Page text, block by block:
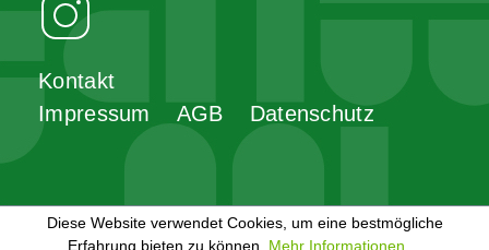
Kontakt
Impressum
AGB Datenschutz
Diese Website verwendet Cookies, um eine bestmögliche
Erfahrung bieten zu können. Mehr Informationen ...